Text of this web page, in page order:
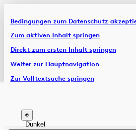
Bedingungen zum Datenschutz
Zum aktiven Inhalt springen
Direkt zum ersten Inhalt springen
Weiter zur Hauptnavigation
Zur Volltextsuche springen
Artikel &
Dunkel